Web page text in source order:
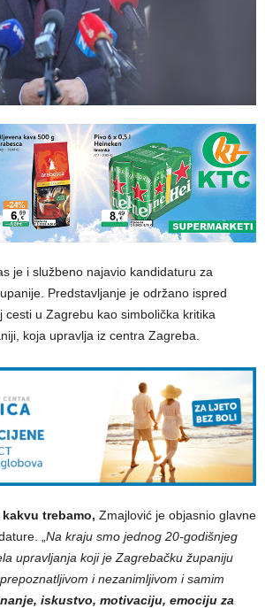
je i službeno najavio kandidaturu za
Predstavljanje je održano ispred
cesti u Zagrebu kao simbolička kritika
koja upravlja iz centra Zagreba.
trebamo, Zmajlović je objasnio glavne
„ Na kraju smo jednog 20-godišnjeg
upravljanja koji je Zagrebačku županiju
i nezanimljivom i samim
iskustvo, motivaciju, emociju za